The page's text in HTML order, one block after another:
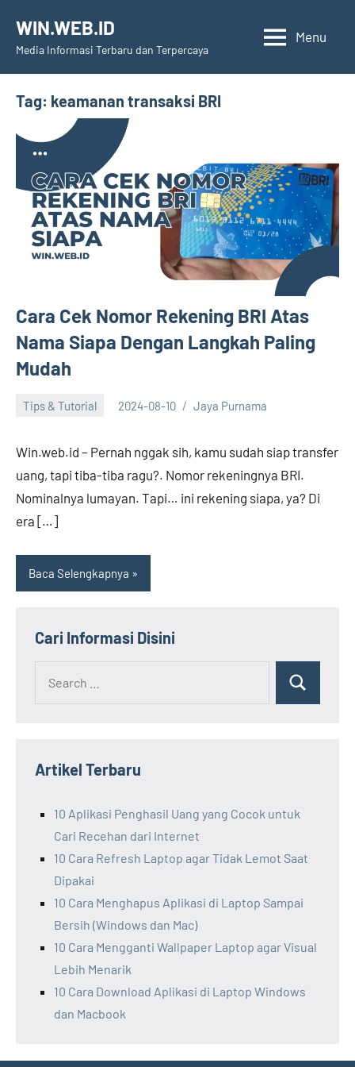
content
WIN.WEB.ID
Media Informasi Terbaru dan Terpercaya
Menu
Tag: keamanan transaksi BRI
Cara Cek Nomor Rekening BRI Atas
Nama Siapa Dengan Langkah Paling
Mudah
Tips & Tutorial 2024-08-10 Jaya Purnama
Win.web.id – Pernah nggak sih, kamu sudah siap transfer
uang, tapi tiba-tiba ragu?. Nomor rekeningnya BRI.
Nominalnya lumayan. Tapi… ini rekening siapa, ya? Di
era […]
Baca Selengkapnya
Cari Informasi Disini
Search
Artikel Terbaru
10 Aplikasi Penghasil Uang yang Cocok untuk
Cari Recehan dari Internet
10 Cara Refresh Laptop agar Tidak Lemot Saat
Dipakai
10 Cara Menghapus Aplikasi di Laptop Sampai
Bersih (Windows dan Mac)
10 Cara Mengganti Wallpaper Laptop agar Visual
Lebih Menarik
10 Cara Download Aplikasi di Laptop Windows
dan Macbook